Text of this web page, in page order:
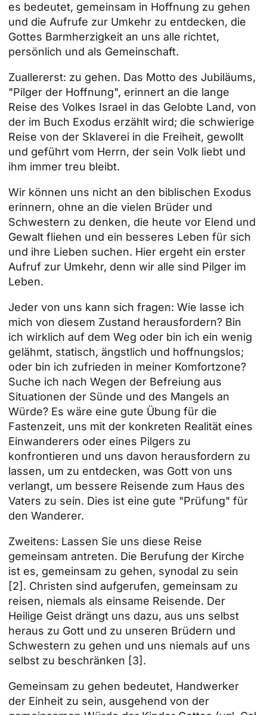
es bedeutet, gemeinsam in Hoffnung zu gehen
und die Aufrufe zur Umkehr zu entdecken, die
Gottes Barmherzigkeit an uns alle richtet,
persönlich und als Gemeinschaft.
Zuallererst: zu gehen. Das Motto des Jubiläums,
"Pilger der Hoffnung", erinnert an die lange
Reise des Volkes Israel in das Gelobte Land, von
der im Buch Exodus erzählt wird; die schwierige
Reise von der Sklaverei in die Freiheit, gewollt
und geführt vom Herrn, der sein Volk liebt und
ihm immer treu bleibt.
Wir können uns nicht an den biblischen Exodus
erinnern, ohne an die vielen Brüder und
Schwestern zu denken, die heute vor Elend und
Gewalt fliehen und ein besseres Leben für sich
und ihre Lieben suchen. Hier ergeht ein erster
Aufruf zur Umkehr, denn wir alle sind Pilger im
Leben.
Jeder von uns kann sich fragen: Wie lasse ich
mich von diesem Zustand herausfordern? Bin
ich wirklich auf dem Weg oder bin ich ein wenig
gelähmt, statisch, ängstlich und hoffnungslos;
oder bin ich zufrieden in meiner Komfortzone?
Suche ich nach Wegen der Befreiung aus
Situationen der Sünde und des Mangels an
Würde? Es wäre eine gute Übung für die
Fastenzeit, uns mit der konkreten Realität eines
Einwanderers oder eines Pilgers zu
konfrontieren und uns davon herausfordern zu
lassen, um zu entdecken, was Gott von uns
verlangt, um bessere Reisende zum Haus des
Vaters zu sein. Dies ist eine gute "Prüfung" für
den Wanderer.
Zweitens: Lassen Sie uns diese Reise
gemeinsam antreten. Die Berufung der Kirche
ist es, gemeinsam zu gehen, synodal zu sein
[2]. Christen sind aufgerufen, gemeinsam zu
reisen, niemals als einsame Reisende. Der
Heilige Geist drängt uns dazu, aus uns selbst
heraus zu Gott und zu unseren Brüdern und
Schwestern zu gehen und uns niemals auf uns
selbst zu beschränken [3].
Gemeinsam zu gehen bedeutet, Handwerker
der Einheit zu sein, ausgehend von der